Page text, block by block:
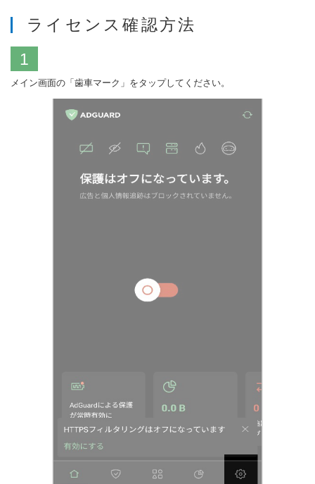
ライセンス確認方法
1
メイン画面の「歯車マーク」をタップしてください。